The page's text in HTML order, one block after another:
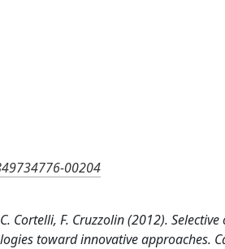
00204
Cortelli, F. Cruzzolin (2012).
toward innovative approaches.